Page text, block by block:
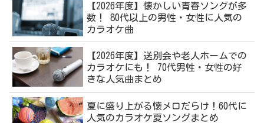
【2026年度】懐かしい青春ソングが多
数！ 80代以上の男性・女性に人気の
カラオケ曲
【2026年度】送別会や老人ホームでの
カラオケにも！ 70代男性・女性の好
きな人気曲まとめ
夏に盛り上がる懐メロだらけ！60代に
人気のカラオケ夏ソングまとめ